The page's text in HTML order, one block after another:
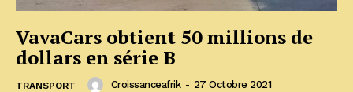
VavaCars obtient 50 millions de
dollars en série B
TRANSPORT Croissanceafrik - 27 Octobre 2021